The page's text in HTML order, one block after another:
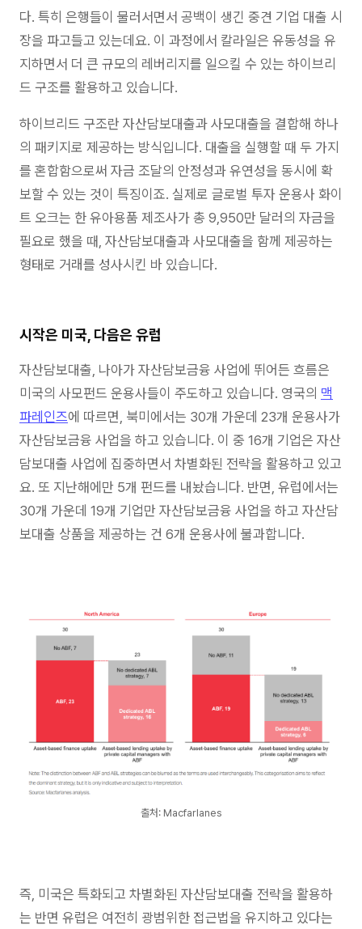
다. 특히 은행들이 물러서면서 공백이 생긴 중견 기업 대출 시
장을 파고들고 있는데요. 이 과정에서 칼라일은 유동성을 유
지하면서 더 큰 규모의 레버리지를 일으킬 수 있는 하이브리
드 구조를 활용하고 있습니다.
하이브리드 구조란 자산담보대출과 사모대출을 결합해 하나
의 패키지로 제공하는 방식입니다. 대출을 실행할 때 두 가지
를 혼합함으로써 자금 조달의 안정성과 유연성을 동시에 확
보할 수 있는 것이 특징이죠. 실제로 글로벌 투자 운용사 화이
트 오크는 한 유아용품 제조사가 총 9,950만 달러의 자금을
필요로 했을 때, 자산담보대출과 사모대출을 함께 제공하는
형태로 거래를 성사시킨 바 있습니다.
시작은 미국, 다음은 유럽
자산담보대출, 나아가 자산담보금융 사업에 뛰어든 흐름은
미국의 사모펀드 운용사들이 주도하고 있습니다. 영국의 맥
파레인즈에 따르면, 북미에서는 30개 가운데 23개 운용사가
자산담보금융 사업을 하고 있습니다. 이 중 16개 기업은 자산
담보대출 사업에 집중하면서 차별화된 전략을 활용하고 있고
요. 또 지난해에만 5개 펀드를 내놨습니다. 반면, 유럽에서는
30개 가운데 19개 기업만 자산담보금융 사업을 하고 자산담
보대출 상품을 제공하는 건 6개 운용사에 불과합니다.
출처: Macfarlanes
즉, 미국은 특화되고 차별화된 자산담보대출 전략을 활용하
는 반면 유럽은 여전히 광범위한 접근법을 유지하고 있다는